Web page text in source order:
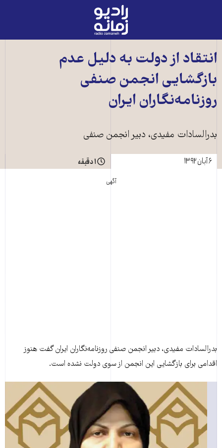
رادیو
زمانه
صفحه
اصلی
انتقاد از دولت به دليل عدم
بازگشايی انجمن صنفی
روزنامه‌نگاران ايران
بدرالسادات مفيدی، دبير انجمن صنفی
۶ آبان ۱۳۹۲
۱ دقیقه
آگهی
بدرالسادات مفيدی، دبير انجمن صنفی روزنامه‌نگاران ايران گفت هنوز
اقدامی برای بازگشايی اين انجمن از سوی دولت نشده است.